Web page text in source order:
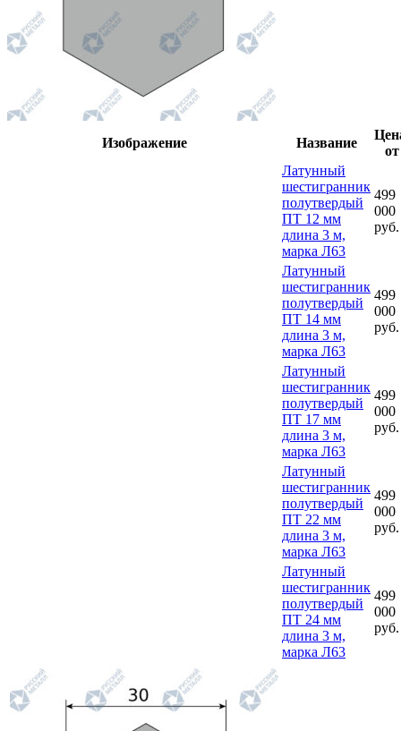
Изображение Название
от
Латунный
шестигранник
полутвердый
ПТ 12 мм
длина 3 м,
марка Л63
499
000
руб.
Латунный
шестигранник
полутвердый
ПТ 14 мм
длина 3 м,
марка Л63
499
000
руб.
Латунный
шестигранник
полутвердый
ПТ 17 мм
длина 3 м,
марка Л63
499
000
руб.
Латунный
шестигранник
полутвердый
ПТ 22 мм
длина 3 м,
марка Л63
499
000
руб.
Латунный
шестигранник
полутвердый
ПТ 24 мм
длина 3 м,
марка Л63
499
000
руб.